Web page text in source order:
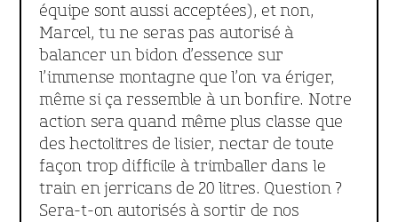
équipe sont aussi acceptées), et non,
Marcel, tu ne seras pas autorisé à
balancer un bidon d’essence sur
l’immense montagne que l’on va ériger,
même si ça ressemble à un bonfire. Notre
action sera quand même plus classe que
des hectolitres de lisier, nectar de toute
façon trop difficile à trimballer dans le
train en jerricans de 20 litres. Question ?
Sera-t-on autorisés à sortir de nos